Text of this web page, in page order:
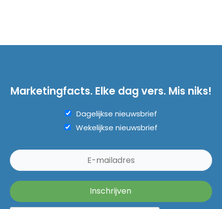
Marketingfacts. Elke dag vers. Mis niks!
Dagelijkse nieuwsbrief
Wekelijkse nieuwsbrief